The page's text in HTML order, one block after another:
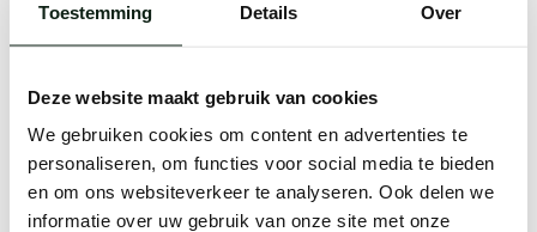
Toestemming Details Over
Deze website maakt gebruik van cookies
We gebruiken cookies om content en advertenties te
personaliseren, om functies voor social media te bieden
en om ons websiteverkeer te analyseren. Ook delen we
informatie over uw gebruik van onze site met onze
An unknown error has occurred. An error report has
issue will be investigated.
Click the button below to refresh the website. If the
issue persists, either try waiting a moment or
reopening your browser.